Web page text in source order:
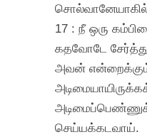
17 : நீ ஒரு
கதவோடே
அவன்
செய்யக்கடவாய்.